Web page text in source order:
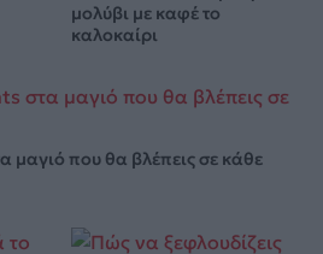
μολύβι με καφέ το
καλοκαίρι
μαγιό που θα βλέπεις σε κάθε